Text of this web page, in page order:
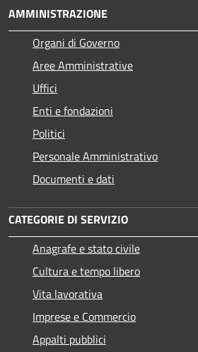
AMMINISTRAZIONE
Organi di Governo
Aree Amministrative
Uffici
Enti e fondazioni
Politici
Personale Amministrativo
Documenti e dati
CATEGORIE DI SERVIZIO
Anagrafe e stato civile
Cultura e tempo libero
Vita lavorativa
Imprese e Commercio
Appalti pubblici